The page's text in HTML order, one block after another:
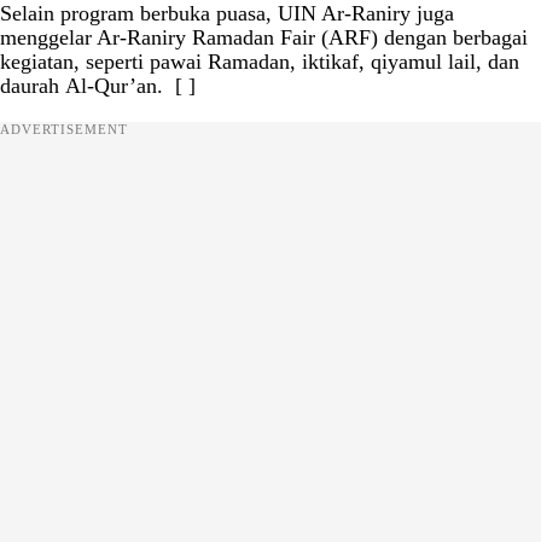
Selain program berbuka puasa, UIN Ar-Raniry juga
menggelar Ar-Raniry Ramadan Fair (ARF) dengan berbagai
kegiatan, seperti pawai Ramadan, iktikaf, qiyamul lail, dan
daurah Al-Qur’an. [ ]
ADVERTISEMENT